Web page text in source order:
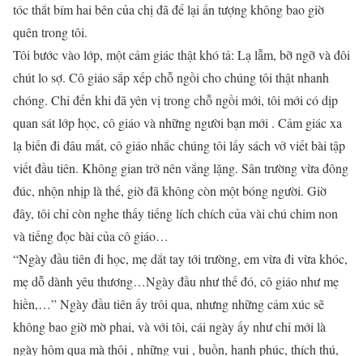
tóc thắt bím hai bên của chị đã để lại ấn tượng không bao giờ
quên trong tôi.
Tôi bước vào lớp, một cảm giác thật khó tả: Lạ lẫm, bỡ ngỡ và đôi
chút lo sợ. Cô giáo sắp xếp chỗ ngồi cho chúng tôi thật nhanh
chóng. Chỉ đến khi đã yên vị trong chỗ ngồi mới, tôi mới có dịp
quan sát lớp học, cô giáo và những người bạn mới . Cảm giác xa
lạ biến đi đâu mất, cô giáo nhắc chúng tôi lấy sách vở viết bài tập
viết đầu tiên. Không gian trở nên vắng lặng. Sân trường vừa đông
đúc, nhộn nhịp là thế, giờ đã không còn một bóng người. Giờ
đây, tôi chỉ còn nghe thấy tiếng lích chích của vài chú chim non
và tiếng đọc bài của cô giáo…
“Ngày đầu tiên đi học, mẹ dắt tay tới trường, em vừa đi vừa khóc,
mẹ dỗ dành yêu thương…Ngày đầu như thế đó, cô giáo như mẹ
hiền,…” Ngày đầu tiên ấy trôi qua, nhưng những cảm xúc sẽ
không bao giờ mờ phai, và với tôi, cái ngày ấy như chỉ mới là
ngày hôm qua mà thôi , những vui , buồn, hạnh phúc, thích thú,